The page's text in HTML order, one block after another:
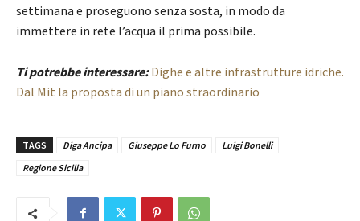
settimana e proseguono senza sosta, in modo da
immettere in rete l’acqua il prima possibile.
Ti potrebbe interessare: Dighe e altre infrastrutture idriche.
Dal Mit la proposta di un piano straordinario
TAGS Diga Ancipa Giuseppe Lo Furno
Luigi Bonelli
Regione Sicilia